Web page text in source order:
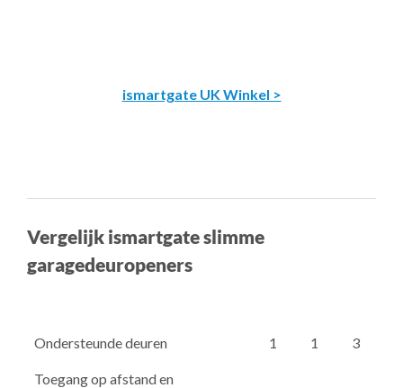
ismartgate UK Winkel >
Vergelijk ismartgate slimme
garagedeuropeners
Ondersteunde deuren 1 1 3
Toegang op afstand en